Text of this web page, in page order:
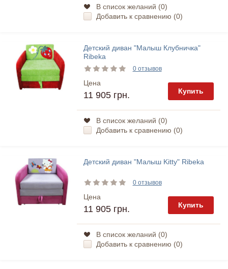
В список желаний (0)
Добавить к сравнению (0)
Детский диван "Малыш Клубничка"
Ribeka
0 отзывов
Цена
11 905 грн. Купить
В список желаний (0)
Добавить к сравнению (0)
Детский диван "Малыш Kitty" Ribeka
0 отзывов
Цена
11 905 грн. Купить
В список желаний (0)
Добавить к сравнению (0)